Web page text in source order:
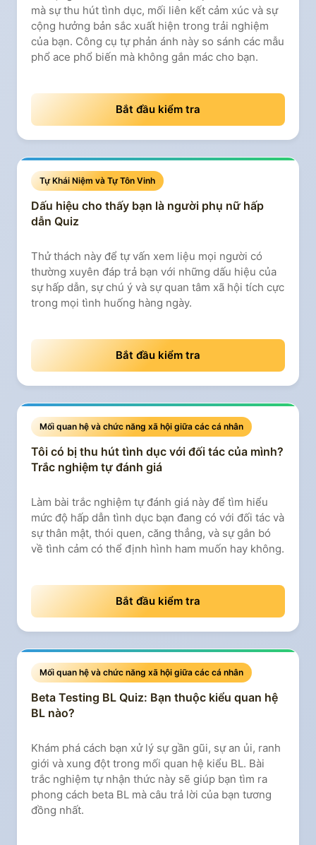
mà sự thu hút tình dục, mối liên kết cảm xúc và sự
cộng hưởng bản sắc xuất hiện trong trải nghiệm
của bạn. Công cụ tự phản ánh này so sánh các mẫu
phổ ace phổ biến mà không gắn mác cho bạn.
Bắt đầu kiểm tra
Tự Khái Niệm và Tự Tôn Vinh
Dấu hiệu cho thấy bạn là người phụ nữ hấp
dẫn Quiz
Thử thách này để tự vấn xem liệu mọi người có
thường xuyên đáp trả bạn với những dấu hiệu của
sự hấp dẫn, sự chú ý và sự quan tâm xã hội tích cực
trong mọi tình huống hàng ngày.
Bắt đầu kiểm tra
Mối quan hệ và chức năng xã hội giữa các cá nhân
Tôi có bị thu hút tình dục với đối tác của mình?
Trắc nghiệm tự đánh giá
Làm bài trắc nghiệm tự đánh giá này để tìm hiểu
mức độ hấp dẫn tình dục bạn đang có với đối tác và
sự thân mật, thói quen, căng thẳng, và sự gắn bó
về tình cảm có thể định hình ham muốn hay không.
Bắt đầu kiểm tra
Mối quan hệ và chức năng xã hội giữa các cá nhân
Beta Testing BL Quiz: Bạn thuộc kiểu quan hệ
BL nào?
Khám phá cách bạn xử lý sự gần gũi, sự an ủi, ranh
giới và xung đột trong mối quan hệ kiểu BL. Bài
trắc nghiệm tự nhận thức này sẽ giúp bạn tìm ra
phong cách beta BL mà câu trả lời của bạn tương
đồng nhất.